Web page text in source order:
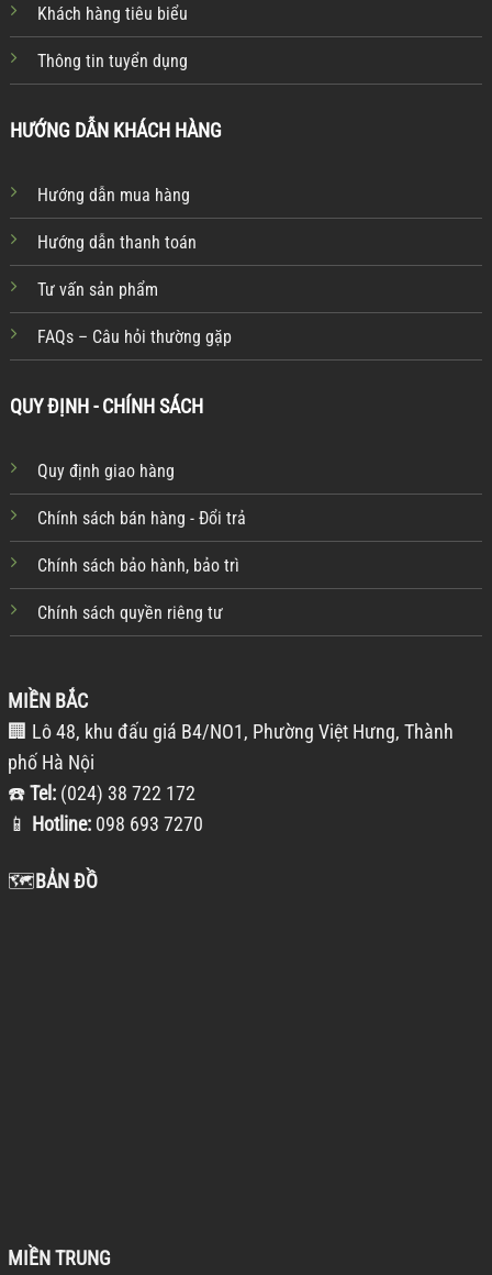
Khách hàng tiêu biểu
Thông tin tuyển dụng
HƯỚNG DẪN KHÁCH HÀNG
Hướng dẫn mua hàng
Hướng dẫn thanh toán
Tư vấn sản phẩm
FAQs – Câu hỏi thường gặp
QUY ĐỊNH - CHÍNH SÁCH
Quy định giao hàng
Chính sách bán hàng - Đổi trả
Chính sách bảo hành, bảo trì
Chính sách quyền riêng tư
MIỀN BẮC
🏢 Lô 48, khu đấu giá B4/NO1, Phường Việt Hưng, Thành
phố Hà Nội
☎️Tel: (024) 38 722 172
📱 Hotline: 098 693 7270
🗺️BẢN ĐỒ
MIỀN TRUNG